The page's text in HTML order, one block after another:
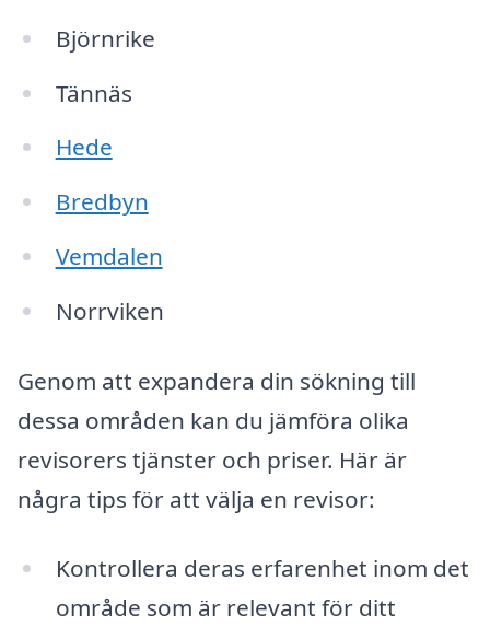
Björnrike
Tännäs
Hede
Bredbyn
Vemdalen
Norrviken
Genom att expandera din sökning till
dessa områden kan du jämföra olika
revisorers tjänster och priser. Här är
några tips för att välja en revisor:
Kontrollera deras erfarenhet inom det
område som är relevant för ditt